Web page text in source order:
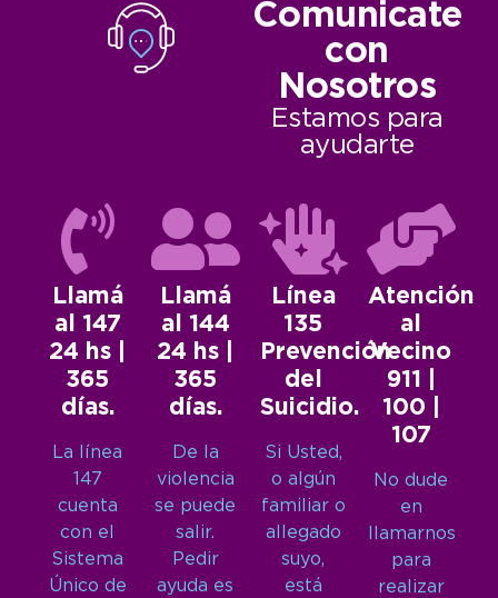
Comunicate
con
Nosotros
Estamos para
ayudarte
Llamá
al 147
24 hs |
365
días.
La línea
147
cuenta
con el
Sistema
Único de
Llamá
al 144
24 hs |
365
días.
De la
violencia
se puede
salir.
Pedir
ayuda es
Línea
135
Prevención
del
Suicidio.
Si Usted,
o algún
familiar o
allegado
suyo,
está
Atención
al
Vecino
911 |
100 |
107
No dude
en
llamarnos
para
realizar